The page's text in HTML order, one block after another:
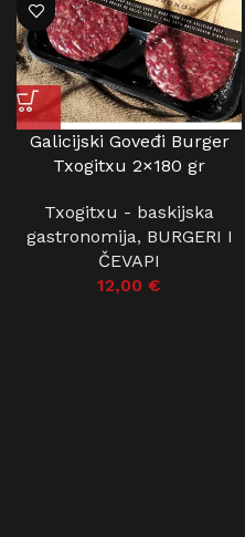
Galicijski Goveđi Burger
Txogitxu 2×180 gr
Txogitxu - baskijska
gastronomija, BURGERI I
ČEVAPI
12,00 €